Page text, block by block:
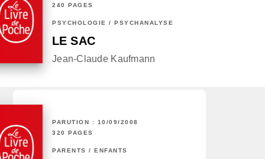
240 PAGES
PSYCHOLOGIE / PSYCHANALYSE
LE SAC
Jean-Claude Kaufmann
PARUTION : 10/09/2008
320 PAGES
PARENTS / ENFANTS